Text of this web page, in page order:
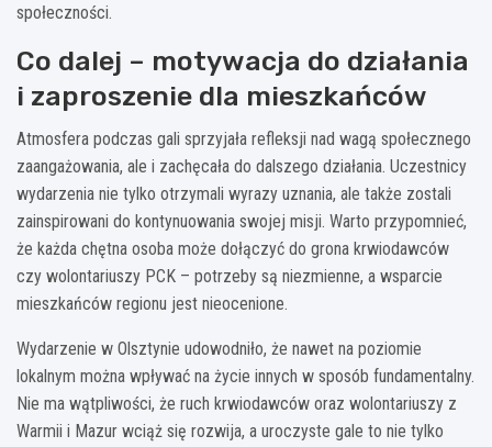
społeczności.
Co dalej – motywacja do działania
i zaproszenie dla mieszkańców
Atmosfera podczas gali sprzyjała refleksji nad wagą społecznego
zaangażowania, ale i zachęcała do dalszego działania. Uczestnicy
wydarzenia nie tylko otrzymali wyrazy uznania, ale także zostali
zainspirowani do kontynuowania swojej misji. Warto przypomnieć,
że każda chętna osoba może dołączyć do grona krwiodawców
czy wolontariuszy PCK – potrzeby są niezmienne, a wsparcie
mieszkańców regionu jest nieocenione.
Wydarzenie w Olsztynie udowodniło, że nawet na poziomie
lokalnym można wpływać na życie innych w sposób fundamentalny.
Nie ma wątpliwości, że ruch krwiodawców oraz wolontariuszy z
Warmii i Mazur wciąż się rozwija, a uroczyste gale to nie tylko